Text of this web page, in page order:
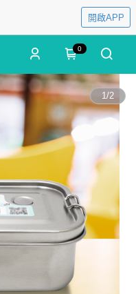
開啟APP
0
1/2